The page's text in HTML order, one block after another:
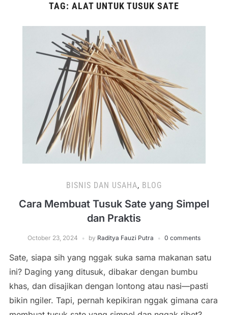
TAG: ALAT UNTUK TUSUK SATE
BISNIS DAN USAHA, BLOG
Cara Membuat Tusuk Sate yang Simpel
dan Praktis
October 23, 2024 by Raditya Fauzi Putra 0 comments
Sate, siapa sih yang nggak suka sama makanan satu
ini? Daging yang ditusuk, dibakar dengan bumbu
khas, dan disajikan dengan lontong atau nasi—pasti
bikin ngiler. Tapi, pernah kepikiran nggak gimana cara